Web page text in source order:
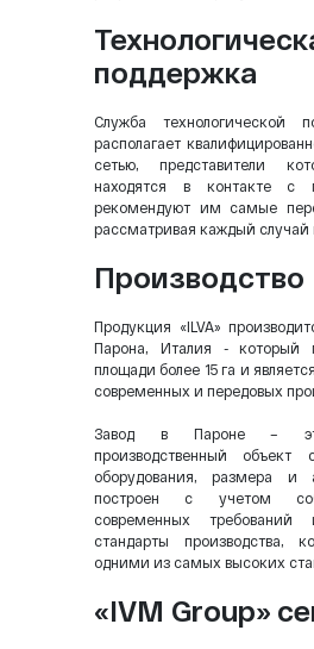
поддержка
Служба технологической
располагает
сетью, представители
находятся в контакте с
рекомендуют им самые
рассматривая каждый случай
Производство
Продукция «ILVA»
Парона, Италия - который
площади более 15 га и
современных и передовых
Завод в Пароне –
производственный
оборудования, размера и
построен с учетом
современных требований
стандарты производства,
одними из самых высоких
«IVM Group»